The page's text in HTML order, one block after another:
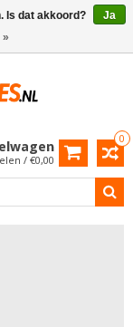
0
/ €0,00
Is dat akkoord?
Ja
»